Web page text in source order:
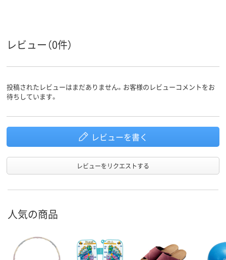
レビュー（0件）
投稿されたレビューはまだありません。お客様のレビューコメントをお
待ちしています。
レビューを書く
レビューをリクエストする
人気の商品